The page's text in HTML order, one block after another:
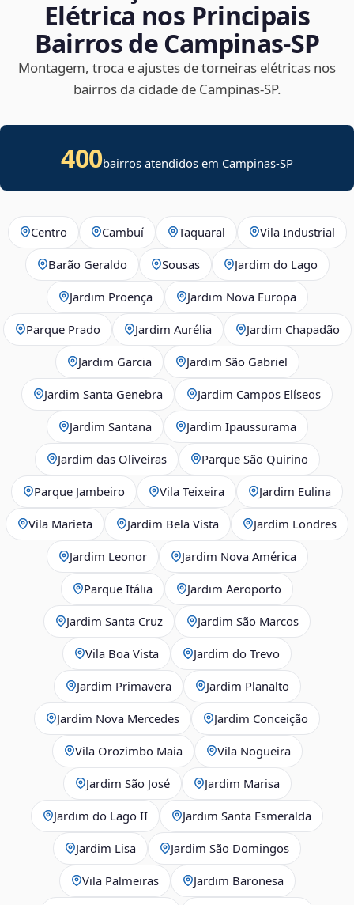
Elétrica nos Principais
Bairros de Campinas‑SP
Montagem, troca e ajustes de torneiras elétricas nos
bairros da cidade de Campinas‑SP.
400bairros atendidos em Campinas-SP
Centro Cambuí Taquaral Vila Industrial
Barão Geraldo Sousas Jardim do Lago
Jardim Proença Jardim Nova Europa
Parque Prado Jardim Aurélia Jardim Chapadão
Jardim Garcia Jardim São Gabriel
Jardim Santa Genebra Jardim Campos Elíseos
Jardim Santana Jardim Ipaussurama
Jardim das Oliveiras Parque São Quirino
Parque Jambeiro Vila Teixeira Jardim Eulina
Vila Marieta Jardim Bela Vista Jardim Londres
Jardim Leonor Jardim Nova América
Parque Itália Jardim Aeroporto
Jardim Santa Cruz Jardim São Marcos
Vila Boa Vista Jardim do Trevo
Jardim Primavera Jardim Planalto
Jardim Nova Mercedes Jardim Conceição
Vila Orozimbo Maia Vila Nogueira
Jardim São José Jardim Marisa
Jardim do Lago II Jardim Santa Esmeralda
Jardim Lisa Jardim São Domingos
Vila Palmeiras Jardim Baronesa